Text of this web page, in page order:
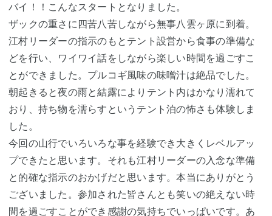
バイ！！こんなスタートとなりました。
ザックの重さに四苦八苦しながら無事八雲ヶ原に到着。
江村リーダーの指示のもとテント設営から食事の準備な
どを行い、ワイワイ話をしながら楽しい時間を過ごすこ
とができました。プルコギ風味の味噌汁は絶品でした。
朝起きると夜の雨と結露によりテント内はかなり濡れて
おり、持ち物を濡らすというテント泊の怖さも体験しま
した。
今回の山行でいろいろな事を経験でき大きくレベルアッ
プできたと思います。それも江村リーダーの入念な準備
と的確な指示のおかげだと思います。本当にありがとう
ございました。参加された皆さんとも笑いの絶えない時
間を過ごすことができ感謝の気持ちでいっぱいです。あ